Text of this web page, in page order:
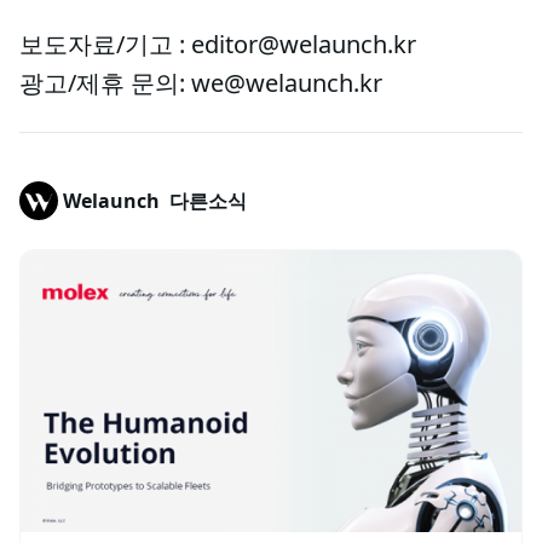
보도자료/기고 : editor@welaunch.kr
광고/제휴 문의: we@welaunch.kr
Welaunch 다른소식